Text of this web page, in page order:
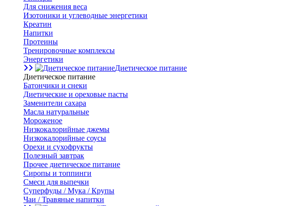
Для снижения веса
Изотоники и углеводные энергетики
Креатин
Напитки
Протеины
Тренировочные комплексы
Энергетики
Диетическое питание
Диетическое питание
Батончики и снеки
Диетические и ореховые пасты
Заменители сахара
Масла натуральные
Мороженое
Низкокалорийные джемы
Низкокалорийные соусы
Орехи и сухофрукты
Полезный завтрак
Прочее диетическое питание
Сиропы и топпинги
Смеси для выпечки
Суперфуды / Мука / Крупы
Чаи / Травяные напитки